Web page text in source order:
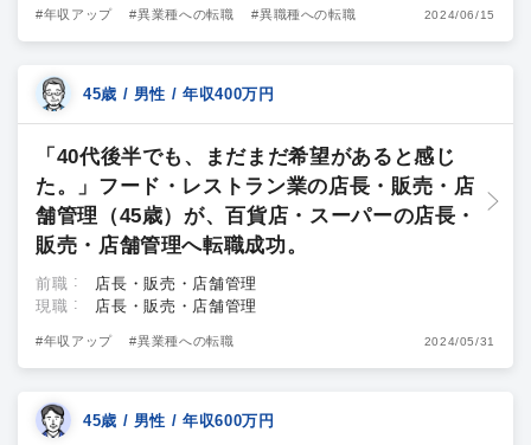
#年収アップ #異業種への転職 #異職種への転職 2024/06/15
45歳 / 男性 / 年収400万円
「40代後半でも、まだまだ希望があると感じ
た。」フード・レストラン業の店長・販売・店
舗管理（45歳）が、百貨店・スーパーの店長・
販売・店舗管理へ転職成功。
前職
店長・販売・店舗管理
現職
店長・販売・店舗管理
#年収アップ #異業種への転職 2024/05/31
45歳 / 男性 / 年収600万円